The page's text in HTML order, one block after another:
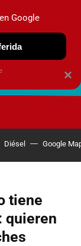
Diésel Google
tiene
quieren
×
Google